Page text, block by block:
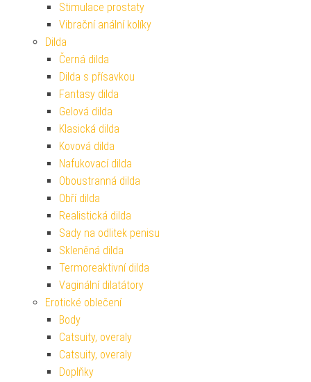
Stimulace prostaty
Vibrační anální kolíky
Dilda
Černá dilda
Dilda s přísavkou
Fantasy dilda
Gelová dilda
Klasická dilda
Kovová dilda
Nafukovací dilda
Oboustranná dilda
Obří dilda
Realistická dilda
Sady na odlitek penisu
Skleněná dilda
Termoreaktivní dilda
Vaginální dilatátory
Erotické oblečení
Body
Catsuity, overaly
Catsuity, overaly
Doplňky